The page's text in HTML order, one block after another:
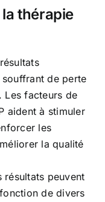
thérapie
de perte
Les facteurs de
aident à stimuler
les
la qualité
résultats peuvent
de divers